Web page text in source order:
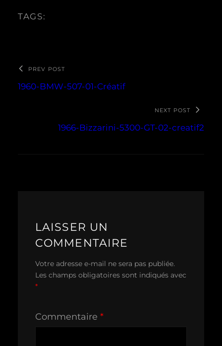
TAGS:
PREV POST
1960-BMW-507-01-Créatif
NEXT POST
1966-Bizzarini-5300-GT-02-creatif2
LAISSER UN
COMMENTAIRE
Votre adresse e-mail ne sera pas publiée.
Les champs obligatoires sont indiqués avec
*
Commentaire *